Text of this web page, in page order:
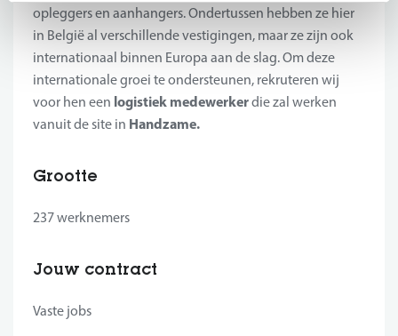
opleggers en aanhangers. Ondertussen hebben ze hier
in België al verschillende vestigingen, maar ze zijn ook
internationaal binnen Europa aan de slag. Om deze
internationale groei te ondersteunen, rekruteren wij
voor hen een logistiek medewerkerdie zal werken
vanuit de site in Handzame.
Grootte
237 werknemers
Jouw contract
Vaste jobs